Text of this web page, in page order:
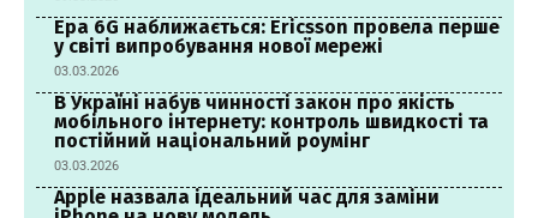
Ера 6G наближається: Ericsson провела перше
у світі випробування нової мережі
03.03.2026
В Україні набув чинності закон про якість
мобільного інтернету: контроль швидкості та
постійний національний роумінг
03.03.2026
Apple назвала ідеальний час для заміни